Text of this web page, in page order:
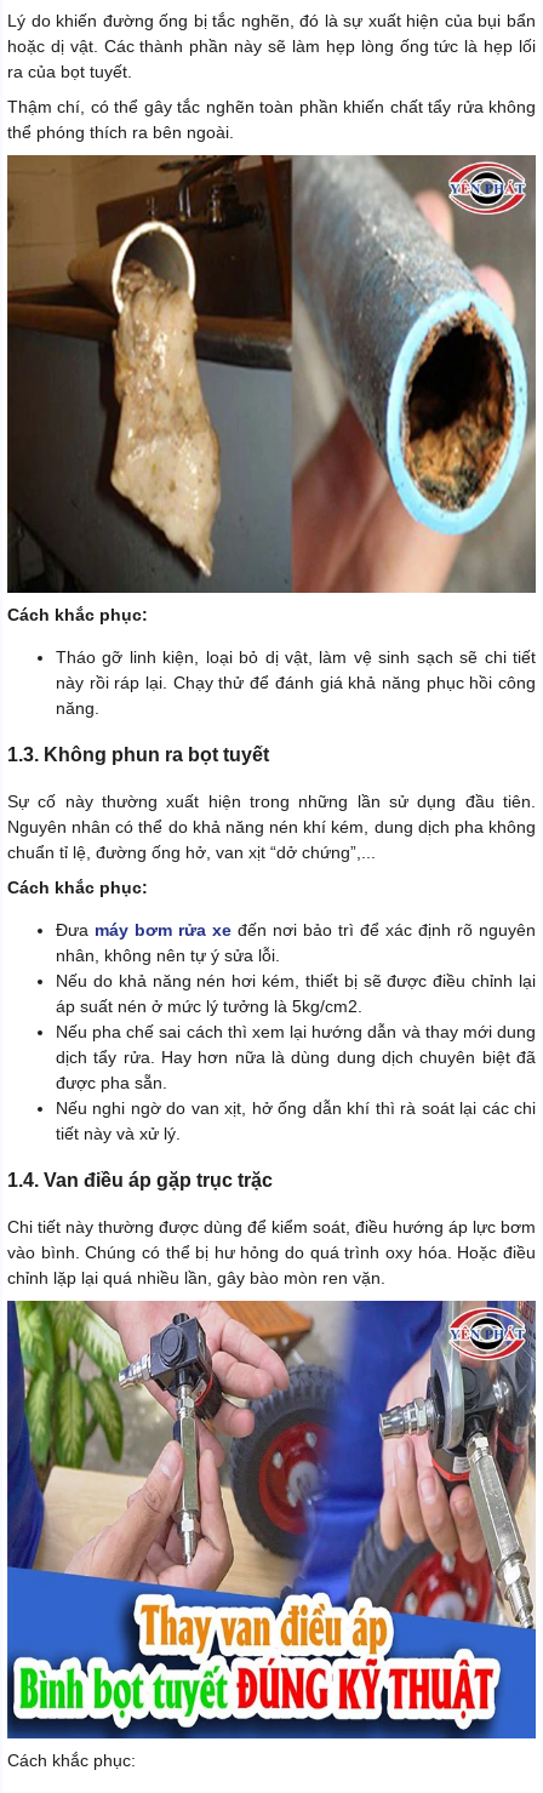
Lý do khiến đường ống bị tắc nghẽn, đó là sự xuất hiện của bụi bẩn
hoặc dị vật. Các thành phần này sẽ làm hẹp lòng ống tức là hẹp lối
ra của bọt tuyết.
Thậm chí, có thể gây tắc nghẽn toàn phần khiến chất tẩy rửa không
thể phóng thích ra bên ngoài.
Cách khắc phục:
Tháo gỡ linh kiện, loại bỏ dị vật, làm vệ sinh sạch sẽ chi tiết
này rồi ráp lại. Chạy thử để đánh giá khả năng phục hồi công
năng.
1.3. Không phun ra bọt tuyết
Sự cố này thường xuất hiện trong những lần sử dụng đầu tiên.
Nguyên nhân có thể do khả năng nén khí kém, dung dịch pha không
chuẩn tỉ lệ, đường ống hở, van xịt “dở chứng”,...
Cách khắc phục:
Đưa máy bơm rửa xe đến nơi bảo trì để xác định rõ nguyên
nhân, không nên tự ý sửa lỗi.
Nếu do khả năng nén hơi kém, thiết bị sẽ được điều chỉnh lại
áp suất nén ở mức lý tưởng là 5kg/cm2.
Nếu pha chế sai cách thì xem lại hướng dẫn và thay mới dung
dịch tẩy rửa. Hay hơn nữa là dùng dung dịch chuyên biệt đã
được pha sẵn.
Nếu nghi ngờ do van xịt, hở ống dẫn khí thì rà soát lại các chi
tiết này và xử lý.
1.4. Van điều áp gặp trục trặc
Chi tiết này thường được dùng để kiểm soát, điều hướng áp lực bơm
vào bình. Chúng có thể bị hư hỏng do quá trình oxy hóa. Hoặc điều
chỉnh lặp lại quá nhiều lần, gây bào mòn ren vặn.
Cách khắc phục: